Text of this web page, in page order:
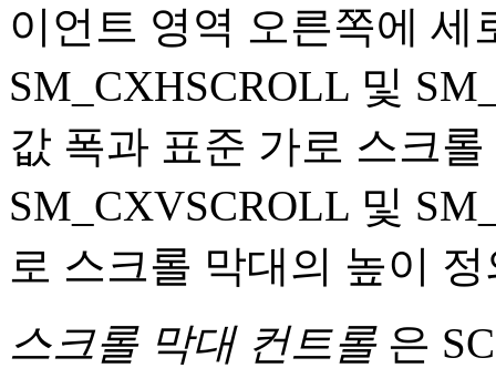
이언트 영역 오른쪽에 세
SM_CXHSCROLL 및
값 폭과 표준 가로 스크
SM_CXVSCROLL 및
로 스크롤 막대의 높이
스크롤 막대 컨트롤은